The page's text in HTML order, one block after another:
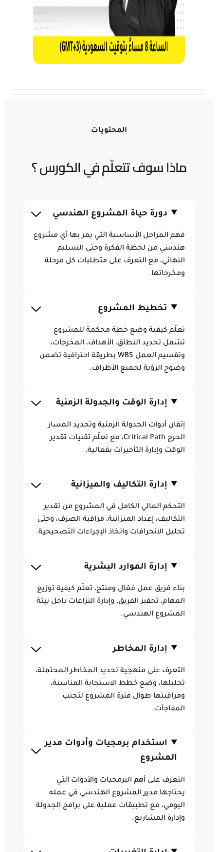
المحتويات
ماذا سوف تتعلّم في الكورس ؟
دورة حياة المشروع الهندسي
فهم المراحل الأساسية التي يمر بها أي مشروع
هندسي من لحظة الفكرة وحتى التسليم
النهائي، مع التعرف على متطلبات كل مرحلة
ومخرجاتها.
تخطيط المشروع
تعلّم كيفية وضع خطة محكمة للمشروع
تشمل تحديد النطاق، الأهداف، المخرجات،
وتقسيم العمل WBS بطريقة احترافية تضمن
وضوح الرؤية لجميع الأطراف.
إدارة الوقت والجدولة الزمنية
إتقان أدوات الجدولة الزمنية وتحديد المسار
الحرج Critical Path، مع تعلّم تقنيات تقدير
الوقت وإدارة التأخيرات بفعالية.
إدارة التكاليف والميزانية
التحكم المالي الكامل في المشروع من تقدير
التكاليف، إعداد الميزانية، مراقبة الصرف، وحتى
تحليل الانحرافات واتخاذ الإجراءات التصحيحية.
إدارة الموارد البشرية
بناء فريق عمل فعّال ومنتج، تعلّم كيفية توزيع
المهام، تحفيز الفريق، وإدارة النزاعات داخل بيئة
المشروع الهندسي.
إدارة المخاطر
التعرف على منهجية تحديد المخاطر المحتملة،
تحليلها، وضع خطط الاستجابة المناسبة،
ومراقبتها طوال فترة المشروع لتجنب
المفاجآت.
استخدام برمجيات وأدوات مدير
المشروع
التعرف على أهم البرمجيات والأدوات التي
يحتاجها مدير المشروع الهندسي في عمله
اليومي، مع تطبيقات عملية على برامج الجدولة
وإدارة المشاريع.